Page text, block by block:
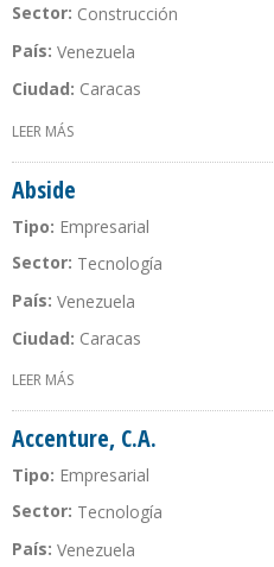
Sector: Construcción
País: Venezuela
Ciudad: Caracas
LEER MÁS
Abside
Tipo: Empresarial
Sector: Tecnología
País: Venezuela
Ciudad: Caracas
LEER MÁS
Accenture, C.A.
Tipo: Empresarial
Sector: Tecnología
País: Venezuela